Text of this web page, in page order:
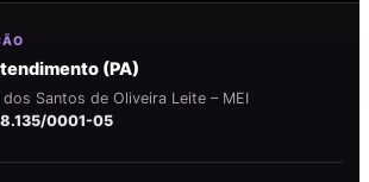
(PA)
Santos de Oliveira Leite – MEI
0001-05